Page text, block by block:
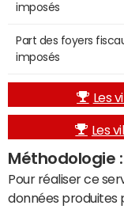
imposés
Part des foyers
imposés
Les
Les
Méthodologie :
Pour réaliser ce
données produites